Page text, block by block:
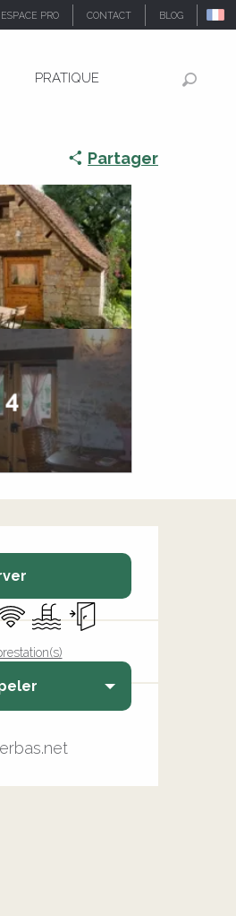
ESPACE PRO CONTACT BLOG
PRATIQUE
Partager
4
PiscineEntrée indépendante